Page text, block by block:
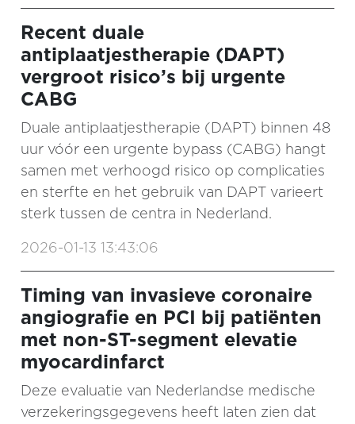
Recent duale
antiplaatjestherapie (DAPT)
vergroot risico’s bij urgente
CABG
Duale antiplaatjestherapie (DAPT) binnen 48
uur vóór een urgente bypass (CABG) hangt
samen met verhoogd risico op complicaties
en sterfte en het gebruik van DAPT varieert
sterk tussen de centra in Nederland.
2026-01-13 13:43:06
Timing van invasieve coronaire
angiografie en PCI bij patiënten
met non-ST-segment elevatie
myocardinfarct
Deze evaluatie van Nederlandse medische
verzekeringsgegevens heeft laten zien dat